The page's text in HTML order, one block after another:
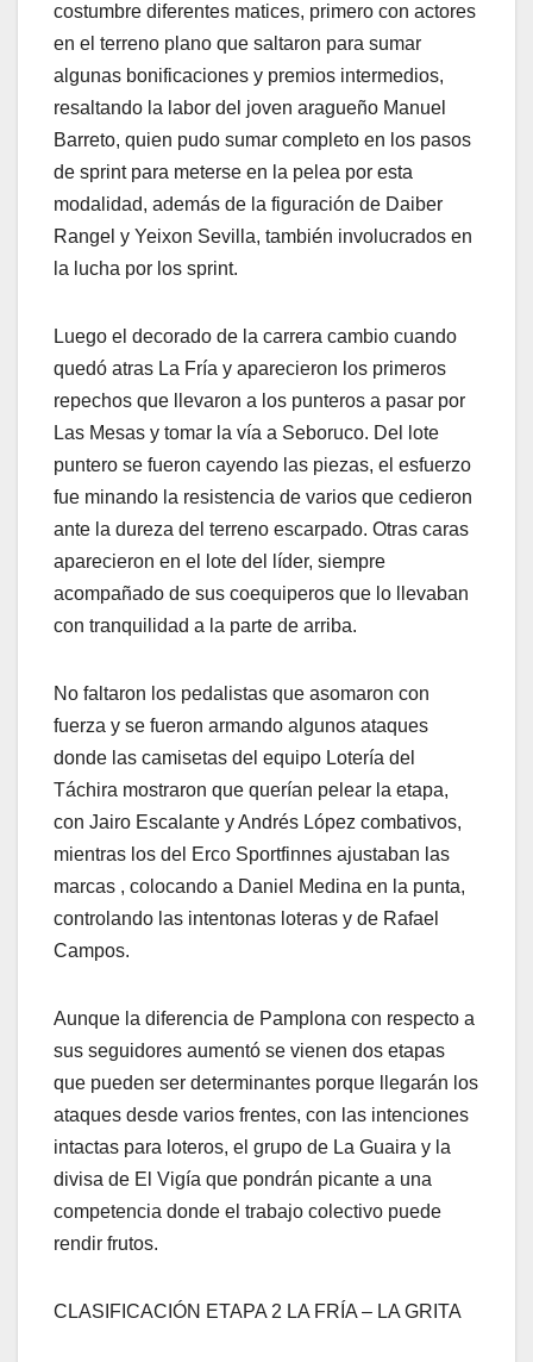
costumbre diferentes matices, primero con actores
en el terreno plano que saltaron para sumar
algunas bonificaciones y premios intermedios,
resaltando la labor del joven aragueño Manuel
Barreto, quien pudo sumar completo en los pasos
de sprint para meterse en la pelea por esta
modalidad, además de la figuración de Daiber
Rangel y Yeixon Sevilla, también involucrados en
la lucha por los sprint.
Luego el decorado de la carrera cambio cuando
quedó atras La Fría y aparecieron los primeros
repechos que llevaron a los punteros a pasar por
Las Mesas y tomar la vía a Seboruco. Del lote
puntero se fueron cayendo las piezas, el esfuerzo
fue minando la resistencia de varios que cedieron
ante la dureza del terreno escarpado. Otras caras
aparecieron en el lote del líder, siempre
acompañado de sus coequiperos que lo llevaban
con tranquilidad a la parte de arriba.
No faltaron los pedalistas que asomaron con
fuerza y se fueron armando algunos ataques
donde las camisetas del equipo Lotería del
Táchira mostraron que querían pelear la etapa,
con Jairo Escalante y Andrés López combativos,
mientras los del Erco Sportfinnes ajustaban las
marcas , colocando a Daniel Medina en la punta,
controlando las intentonas loteras y de Rafael
Campos.
Aunque la diferencia de Pamplona con respecto a
sus seguidores aumentó se vienen dos etapas
que pueden ser determinantes porque llegarán los
ataques desde varios frentes, con las intenciones
intactas para loteros, el grupo de La Guaira y la
divisa de El Vigía que pondrán picante a una
competencia donde el trabajo colectivo puede
rendir frutos.
CLASIFICACIÓN ETAPA 2 LA FRÍA – LA GRITA